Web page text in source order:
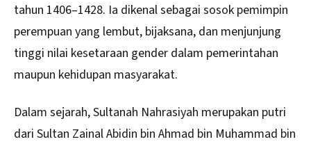
tahun 1406–1428. Ia dikenal sebagai sosok pemimpin
perempuan yang lembut, bijaksana, dan menjunjung
tinggi nilai kesetaraan gender dalam pemerintahan
maupun kehidupan masyarakat.
Dalam sejarah, Sultanah Nahrasiyah merupakan putri
dari Sultan Zainal Abidin bin Ahmad bin Muhammad bin